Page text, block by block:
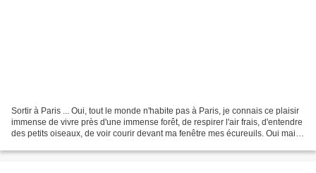
Sortir à Paris ... Oui, tout le monde n'habite pas à Paris, je connais ce plaisir
immense de vivre près d'une immense forêt, de respirer l'air frais, d'entendre
des petits oiseaux, de voir courir devant ma fenêtre mes écureuils. Oui mais